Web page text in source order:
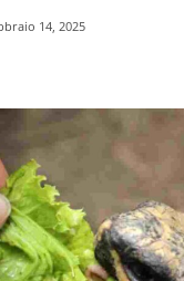
14, 2025